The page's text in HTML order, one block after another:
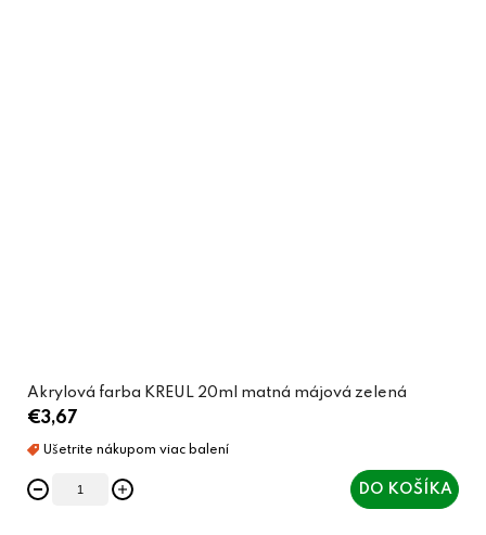
Akrylová farba KREUL 20ml matná májová zelená
€3,67
DO KOŠÍKA